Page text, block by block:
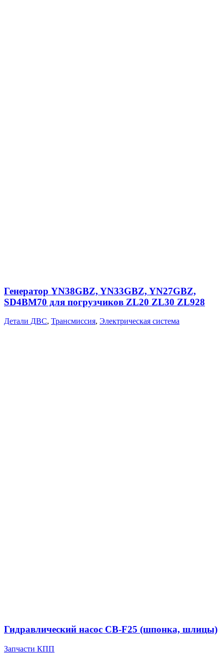
Генератор YN38GBZ, YN33GBZ, YN27GBZ,
SD4BM70 для погрузчиков ZL20 ZL30 ZL928
Детали ДВС, Трансмиссия, Электрическая система
Гидравлический насос CB-F25 (шпонка, шлицы)
Запчасти КПП